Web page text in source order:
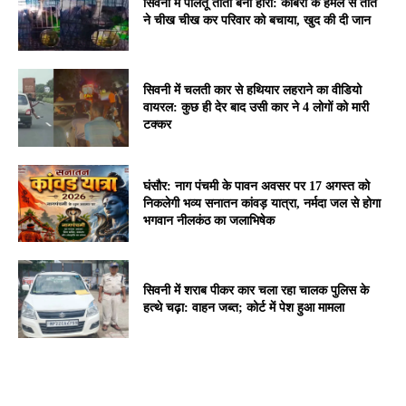
सिवनी में पालतू तोता बना हीरो: कोबरा के हमले से तोते
ने चीख चीख कर परिवार को बचाया, खुद की दी जान
सिवनी में चलती कार से हथियार लहराने का वीडियो
वायरल: कुछ ही देर बाद उसी कार ने 4 लोगों को मारी
टक्कर
घंसौर: नाग पंचमी के पावन अवसर पर 17 अगस्त को
निकलेगी भव्य सनातन कांवड़ यात्रा, नर्मदा जल से होगा
भगवान नीलकंठ का जलाभिषेक
सिवनी में शराब पीकर कार चला रहा चालक पुलिस के
हत्थे चढ़ा: वाहन जब्त; कोर्ट में पेश हुआ मामला